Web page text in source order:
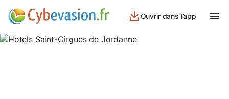
Ouvrir dans l’app